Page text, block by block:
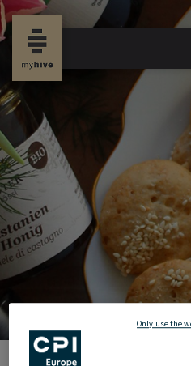
new
12.02.2025 Only use the